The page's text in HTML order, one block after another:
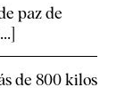
paz de
de 800 kilos